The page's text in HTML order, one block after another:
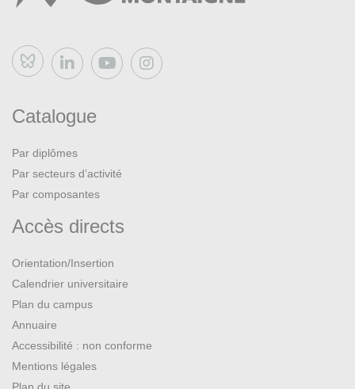
Bluesky
Catalogue
Par diplômes
Par secteurs d’activité
Par composantes
Accès directs
Orientation/Insertion
Calendrier universitaire
Plan du campus
Annuaire
Accessibilité : non conforme
Mentions légales